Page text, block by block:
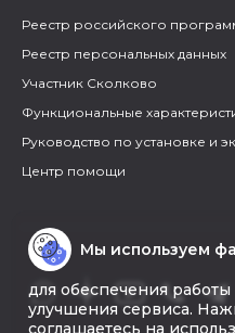
Реестр российского
Реестр персональных данных
Участник Сколково
Функциональные
Руководство по установке и
Центр помощи
Мы используем
для обеспечения работы
улучшения сервиса.
соглашаетесь на